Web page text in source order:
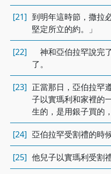
[21] 到明年這時節，撒拉
堅定所立的約。」
[22]
神和亞伯拉罕說完
了。
[23] 正當那日，亞伯拉
子以實瑪利和家裡的
生的，是用銀子買的
[24] 亞伯拉罕受割禮的時
[25] 他兒子以實瑪利受割